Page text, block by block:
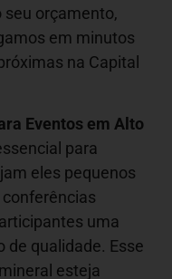
seu orçamento,
em minutos
na Capital
Eventos em Alto
para
eles pequenos
uma
qualidade. Esse
esteja